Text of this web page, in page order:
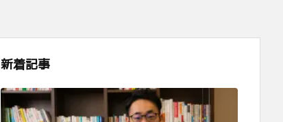
新着記事